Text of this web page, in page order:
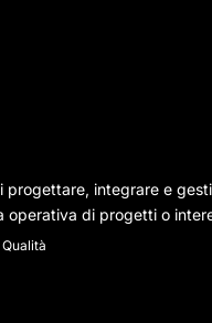
progettare, integrare e
operativa di progetti o